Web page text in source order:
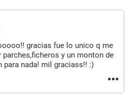
gracias fue lo unico q me
y un monton de
nada! mil graciass!! :)